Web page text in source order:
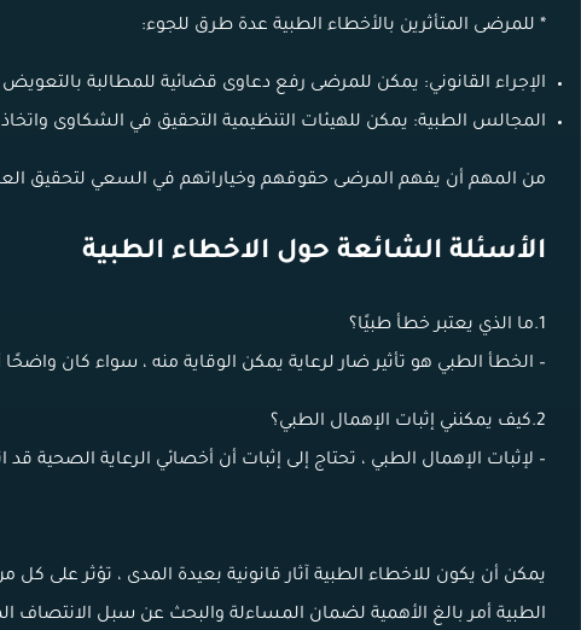
* للمرضى المتأثرين بالأخطاء الطبية عدة طرق للجوء:
الإجراء القانوني: يمكن للمرضى رفع دعاوى قضائية للمطالبة بالتعويض
المجالس الطبية: يمكن للهيئات التنظيمية التحقيق في الشكاوى واتخاذ
من المهم أن يفهم المرضى حقوقهم وخياراتهم في السعي لتحقيق
الأسئلة الشائعة حول الاخطاء الطبية
1.ما الذي يعتبر خطأ طبيًا؟
– الخطأ الطبي هو تأثير ضار لرعاية يمكن الوقاية منه ، سواء كان
2.كيف يمكنني إثبات الإهمال الطبي؟
– لإثبات الإهمال الطبي ، تحتاج إلى إثبات أن أخصائي الرعاية الصحية
يمكن أن يكون للاخطاء الطبية آثار قانونية بعيدة المدى ، تؤثر على
الطبية أمر بالغ الأهمية لضمان المساءلة والبحث عن سبل الانتصاف